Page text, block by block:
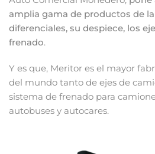
amplia gama de productos de
diferenciales, su despiece, los
frenado.
Y es que, Meritor es el mayor
del mundo tanto de ejes de
sistema de frenado para
autobuses y autocares.